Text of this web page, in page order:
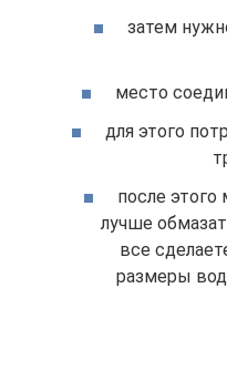
затем
место
для этого
после
лучше
все
размеры